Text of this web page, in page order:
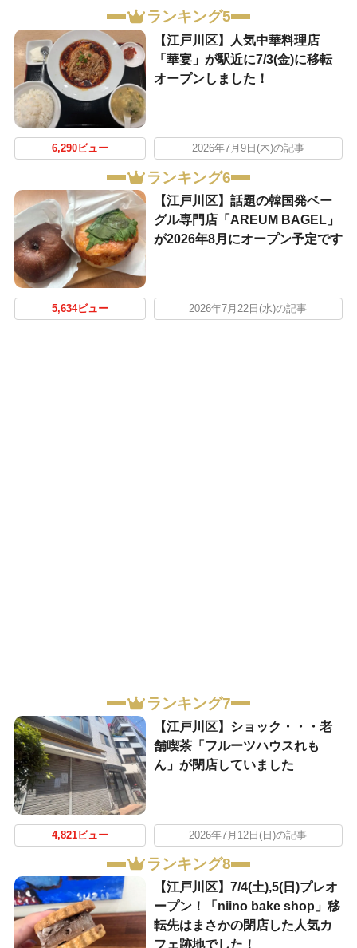
ランキング5
【江戸川区】人気中華料理店
「華宴」が駅近に7/3(金)に移転
オープンしました！
6,290ビュー 2026年7月9日(木)の記事
ランキング6
【江戸川区】話題の韓国発ベー
グル専門店「AREUM BAGEL」
が2026年8月にオープン予定です
5,634ビュー 2026年7月22日(水)の記事
ランキング7
【江戸川区】ショック・・・老
舗喫茶「フルーツハウスれも
ん」が閉店していました
4,821ビュー 2026年7月12日(日)の記事
ランキング8
【江戸川区】7/4(土),5(日)プレオ
ープン！「niino bake shop」移
転先はまさかの閉店した人気カ
フェ跡地でした！